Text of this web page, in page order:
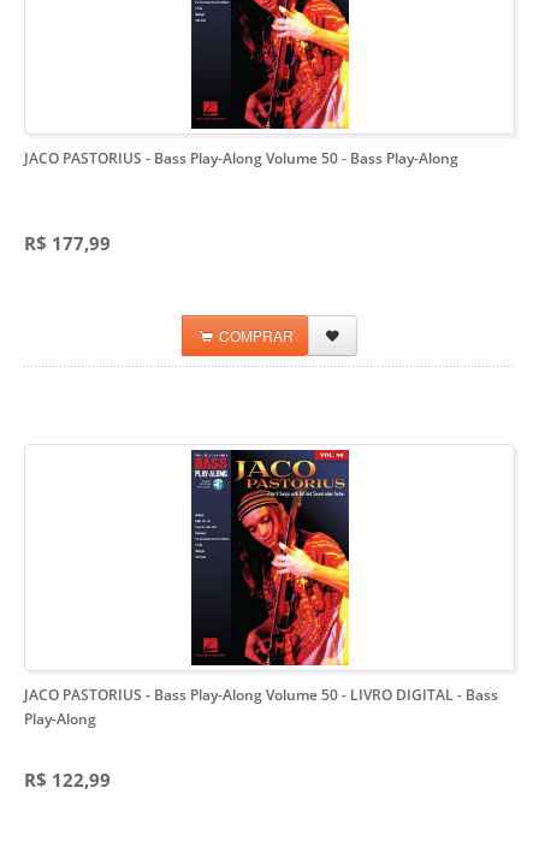
JACO PASTORIUS - Bass Play-Along Volume 50- Bass Play-Along
R$ 177,99
COMPRAR
JACO PASTORIUS - Bass Play-Along Volume 50 - LIVRO DIGITAL- Bass
Play-Along
R$ 122,99